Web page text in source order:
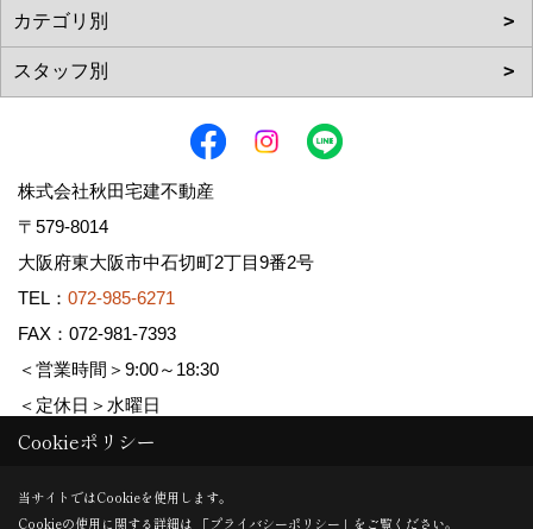
株式会社秋田宅建不動産
〒579-8014
大阪府東大阪市中石切町2丁目9番2号
TEL： 072-985-6271
FAX：072-981-7393
＜営業時間＞9:00～18:30
＜定休日＞水曜日
Copyright (c) AKITA TAKKEN FUDOUSAN Co.,Ltd. All Rights Reserved.
Cookieポリシー
当サイトではCookieを使用します。
Cookieの使用に関する詳細は 「プライバシーポリシー 」をご覧ください。